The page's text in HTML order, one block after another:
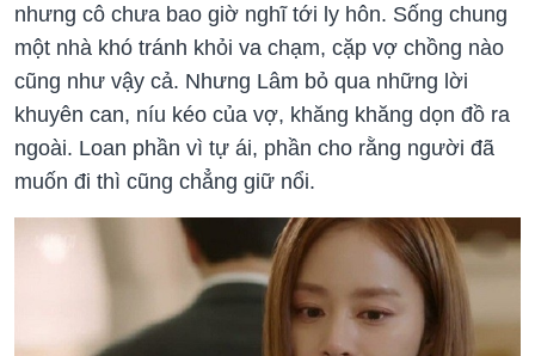
nhưng cô chưa bao giờ nghĩ tới ly hôn. Sống chung
một nhà khó tránh khỏi va chạm, cặp vợ chồng nào
cũng như vậy cả. Nhưng Lâm bỏ qua những lời
khuyên can, níu kéo của vợ, khăng khăng dọn đồ ra
ngoài. Loan phần vì tự ái, phần cho rằng người đã
muốn đi thì cũng chẳng giữ nổi.